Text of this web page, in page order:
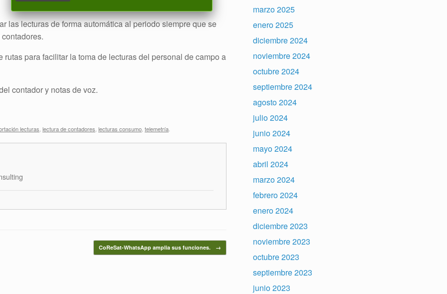
las lecturas de forma automática al periodo siempre que se
para facilitar la toma de lecturas del personal de campo a
contador y notas de voz.
lecturas lectura de contadores lecturas consumo telemetría
CoReSat-WhatsApp amplia sus funciones. →
marzo 2025
enero 2025
diciembre 2024
noviembre 2024
octubre 2024
septiembre 2024
agosto 2024
julio 2024
junio 2024
mayo 2024
abril 2024
marzo 2024
febrero 2024
enero 2024
diciembre 2023
noviembre 2023
octubre 2023
septiembre 2023
junio 2023